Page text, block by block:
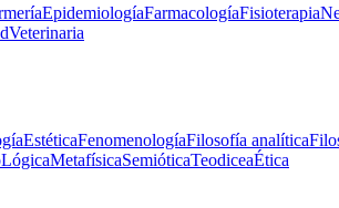
EpidemiologíaFarmacologíaFisioterapia
Veterinaria
EstéticaFenomenologíaFilosofía analítica
LógicaMetafísicaSemióticaTeodiceaÉtica